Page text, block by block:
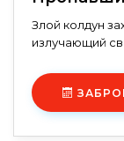
Злой колдун
излучающий